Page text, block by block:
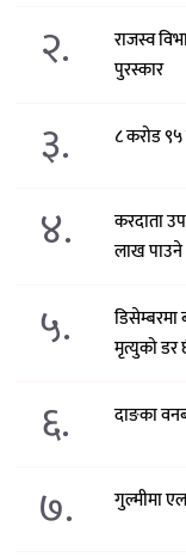
२.
राजस्व
पुरस्कार
३. ८ करोड ९५
४.
करदाता
लाख पाउने
५.
मृत्युको डर
६. दाङका
७. गुल्मीमा